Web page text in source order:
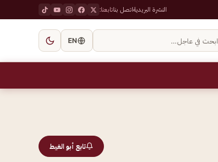
النشرة البريديةاتصل بناتابعنا:
ابحث في عاجل… EN
تابع أبو الغيط